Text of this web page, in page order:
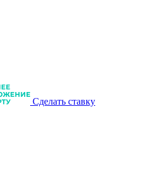
Сделать ставку